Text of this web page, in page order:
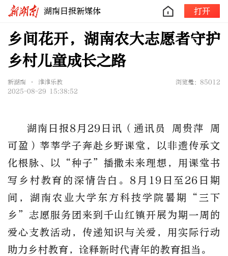
湖南日报新媒体 打开
乡间花开，湖南农大志愿者守护
乡村儿童成长之路
新湖南 • 津津乐教
浏览量：85012
2025-08-29 15:38:52
湖南日报8月29日讯（通讯员 周贵萍 周
可盈）莘莘学子奔赴乡野课堂，以非遗传承文
化根脉、以“种子”播撒未来理想，用课堂书
写乡村教育的深情告白。8月19日至26日期
间，湖南农业大学东方科技学院暑期“三下
乡”志愿服务团来到千山红镇开展为期一周的
爱心支教活动，传递知识与关爱，用实际行动
助力乡村教育，诠释新时代青年的教育担当。